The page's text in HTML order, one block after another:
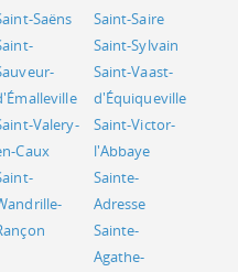
Saëns
Saint-Saire
Saint-Sylvain
Saint-Vaast-
d'Équiqueville
Valery-
Caux
Saint-Victor-
l'Abbaye
Sainte-
Adresse
Sainte-
Agathe-